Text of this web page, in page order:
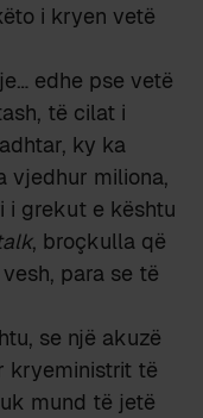
i kryen vetë
edhe pse vetë
të cilat i
ky ka
vjedhur miliona,
i grekut e kështu
, broçkulla që
para se të
se një akuzë
kryeministrit të
mund të jetë